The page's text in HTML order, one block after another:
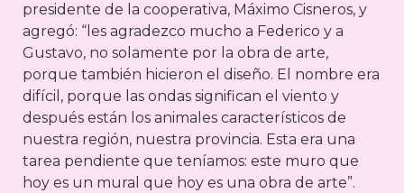
presidente de la cooperativa, Máximo Cisneros, y
agregó: “les agradezco mucho a Federico y a
Gustavo, no solamente por la obra de arte,
porque también hicieron el diseño. El nombre era
difícil, porque las ondas significan el viento y
después están los animales característicos de
nuestra región, nuestra provincia. Esta era una
tarea pendiente que teníamos: este muro que
hoy es un mural que hoy es una obra de arte”.